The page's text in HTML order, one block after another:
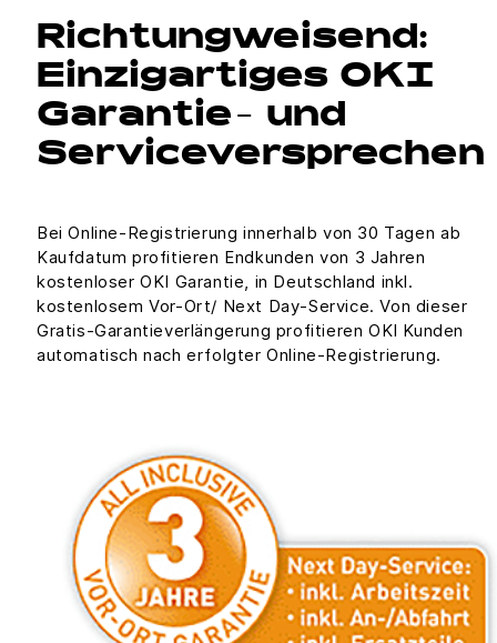
Richtungweisend:
Einzigartiges OKI
Garantie- und
Serviceversprechen
Bei Online-Registrierung innerhalb von 30 Tagen ab
Kaufdatum profitieren Endkunden von 3 Jahren
kostenloser OKI Garantie, in Deutschland inkl.
kostenlosem Vor-Ort/ Next Day-Service. Von dieser
Gratis-Garantieverlängerung profitieren OKI Kunden
automatisch nach erfolgter Online-Registrierung.